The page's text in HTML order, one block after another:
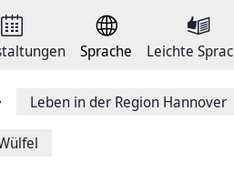
Sprache Leichte
Leben in der Region Hannover